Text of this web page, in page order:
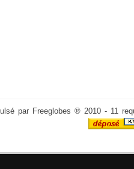
par Freeglobes ® 2010 - 11